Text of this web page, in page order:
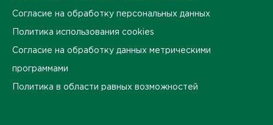
Согласие на обработку персональных данных
Политика использования cookies
Согласие на обработку данных метрическими
программами
Политика в области равных возможностей